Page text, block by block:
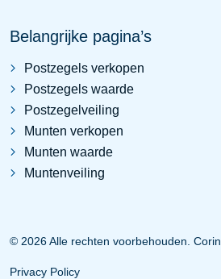
Belangrijke pagina’s
Postzegels verkopen
Postzegels waarde
Postzegelveiling
Munten verkopen
Munten waarde
Muntenveiling
© 2026 Alle rechten voorbehouden.
Privacy Policy